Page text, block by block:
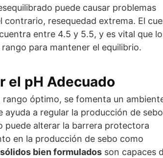
puede causar problemas
resequedad extrema. El
entre 4.5 y 5.5, y es vital que
para mantener el equilibrio.
el pH Adecuado
óptimo, se fomenta un
ayuda a regular la producción de
puede alterar la barrera protectora
en la producción de sebo como
bien formulados son capaces